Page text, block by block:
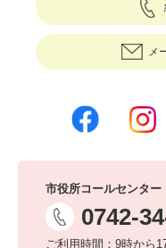
メ
市役所コールセンター
0742-
ご利用時間：9時から